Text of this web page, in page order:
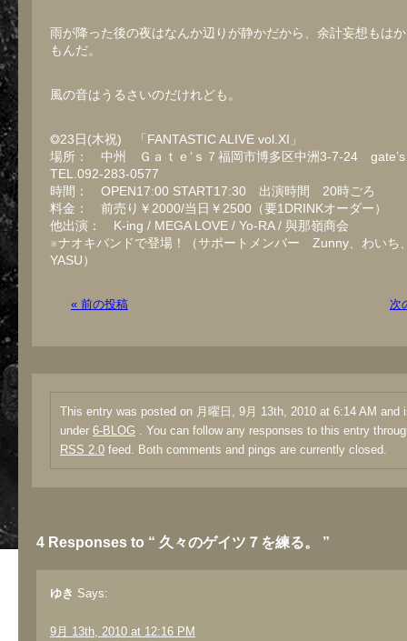
雨が降った後の夜はなんか辺りが静かだから、余計妄想もは
もんだ。
風の音はうるさいのだけれども。
◎23日(木祝) 「FANTASTIC ALIVE vol.XI」
場所： 中州 Ｇａｔｅ’ｓ７福岡市博多区中洲3-7-24
TEL.092-283-0577
時間： OPEN17:00 START17:30 出演時間 20時ごろ
料金： 前売り￥2000/当日￥2500（要1DRINKオーダー）
他出演： K-ing / MEGA LOVE / Yo-RA / 與那嶺商会
※ナオキバンドで登場！（サポートメンバー Zunny、わいち
YASU）
« 前の投稿 次
This entry was posted on 月曜日, 9月 13th, 2010 at 6:14 AM and
under 6-BLOG . You can follow any responses to this entry
RSS 2.0 feed. Both comments and pings are currently closed.
4 Responses to “ 久々のゲイツ７を練る。 ”
ゆき Says:
9月 13th, 2010 at 12:16 PM